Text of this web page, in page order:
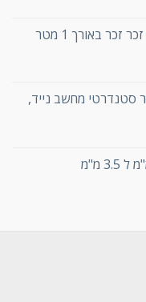
סטנדרטי מחשב נייד,